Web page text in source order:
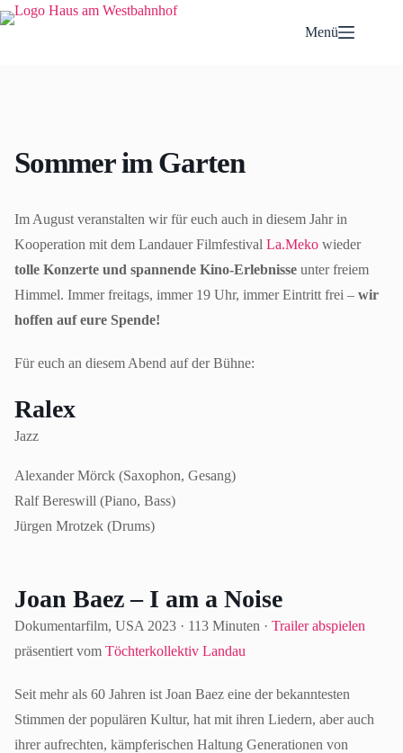
Zum
Inhalt
Menü
Sommer im Garten
Im August veranstalten wir für euch auch in diesem Jahr in
Kooperation mit dem Landauer Filmfestival La.Meko wieder
tolle Konzerte und spannende Kino-Erlebnisse unter freiem
Himmel. Immer freitags, immer 19 Uhr, immer Eintritt frei – wir
hoffen auf eure Spende!
Für euch an diesem Abend auf der Bühne:
Ralex
Jazz
Alexander Mörck (Saxophon, Gesang)
Ralf Bereswill (Piano, Bass)
Jürgen Mrotzek (Drums)
Joan Baez – I am a Noise
Dokumentarfilm, USA 2023 · 113 Minuten · Trailer abspielen
präsentiert vom Töchterkollektiv Landau
Seit mehr als 60 Jahren ist Joan Baez eine der bekanntesten
Stimmen der populären Kultur, hat mit ihren Liedern, aber auch
ihrer aufrechten, kämpferischen Haltung Generationen von